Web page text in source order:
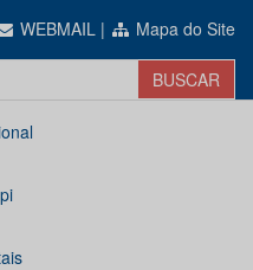
WEBMAIL | Mapa do Site